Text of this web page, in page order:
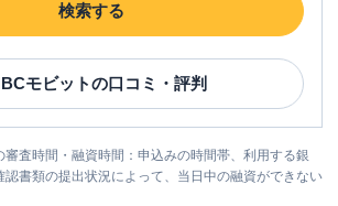
検索する
モビットの口コミ・評判
審査時間・融資時間：申込みの時間帯、利用する銀
書類の提出状況によって、当日中の融資ができない